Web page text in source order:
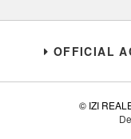
OFFICIAL
© IZI